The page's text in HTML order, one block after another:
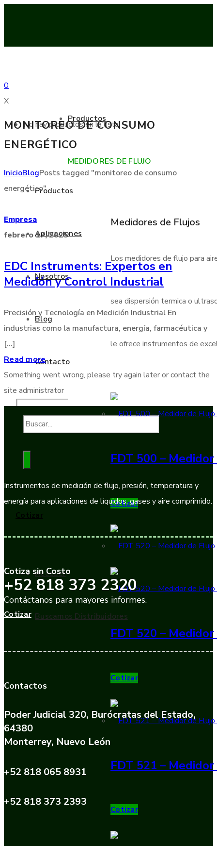
0
X
No hay productos en la lista
Productos
Aplicaciones
Nosotros
Blog
Contacto
Cotizar
Acceder
Buscamos Distribuidores
Productos
MEDIDORES DE FLUJO
Medidores de Flujos
Los medidores de flujo para
sea dispersión termica o
le ofrece instrumentos de
FDT 500 –
Cotizar
FDT 520 –
Cotizar
FDT 521 –
Cotizar
MONITOREO DE CONSUMO
ENERGÉTICO
InicioBlogPosts tagged "monitoreo de consumo
energético"
Empresa
febrero 17, 2025
EDC Instruments: Expertos en
Medición y Control Industrial
Precisión y Tecnología en Medición Industrial En
industrias como la manufactura, energía, farmacéutica y
[...]
Read more
Something went wrong, please try again later or contact the
site administrator
Instrumentos de medición de flujo, presión, temperatura y
energía para aplicaciones de líquidos, gases y aire comprimido.
Cotiza sin Costo
+52 818 373 2320
Contáctanos para mayores informes.
Cotizar
Contactos
Poder Judicial 320, Burócratas del Estado,
64380
Monterrey, Nuevo León
+52 818 065 8931
+52 818 373 2393